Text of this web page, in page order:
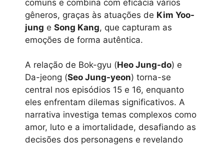
comuns e combina com eficácia vários
gêneros, graças às atuações de Kim Yoo-
jung e Song Kang, que capturam as
emoções de forma autêntica.
A relação de Bok-gyu (Heo Jung-do) e
Da-jeong (Seo Jung-yeon) torna-se
central nos episódios 15 e 16, enquanto
eles enfrentam dilemas significativos. A
narrativa investiga temas complexos como
amor, luto e a imortalidade, desafiando as
decisões dos personagens e revelando